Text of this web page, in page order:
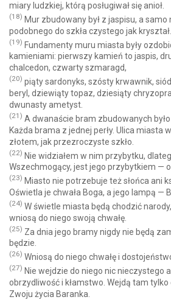
miary ludzkiej, którą posługiwał się anioł.
(18) Mur zbudowany był z jaspisu, a
podobnego do szkła czystego jak kryształ.
(19) Fundamenty muru miasta były
kamieniami: pierwszy kamień to jaspis,
chalcedon, czwarty szmaragd,
(20) piąty sardonyks, szósty krwawnik,
beryl, dziewiąty topaz, dziesiąty
dwunasty ametyst.
(21) A dwanaście bram zbudowanych
Każda brama z jednej perły. Ulica miasta
złotem, jak przezroczyste szkło.
(22) Nie widziałem w nim przybytku,
Wszechmogący, jest jego przybytkiem —
(23) Miasto nie potrzebuje też słońca ani
Oświetla je chwała Boga, a jego lampą —
(24) W świetle miasta będą chodzić
wniosą do niego swoją chwałę.
(25) Za dnia jego bramy nigdy nie będą
będzie.
(26) Wniosą do niego chwałę i
(27) Nie wejdzie do niego nic nieczystego
obrzydliwość i kłamstwo. Wejdą tam
Zwoju życia Baranka.